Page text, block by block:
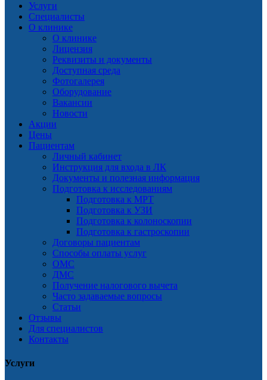
Услуги
Специалисты
О клинике
О клинике
Лицензия
Реквизиты и документы
Доступная среда
Фотогалерея
Оборудование
Вакансии
Новости
Акции
Цены
Пациентам
Личный кабинет
Инструкция для входа в ЛК
Документы и полезная информация
Подготовка к исследованиям
Подготовка к МРТ
Подготовка к УЗИ
Подготовка к колоноскопии
Подготовка к гастроскопии
Договоры пациентам
Способы оплаты услуг
ОМС
ДМС
Получение налогового вычета
Часто задаваемые вопросы
Статьи
Отзывы
Для специалистов
Контакты
Услуги